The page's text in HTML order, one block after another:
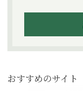
おすすめのサイト